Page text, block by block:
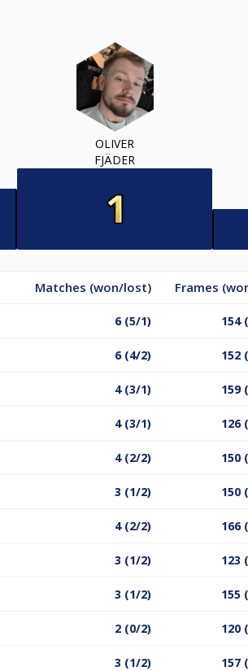
OLIVER
FJÄDER
Matches (won/lost) Frames
6 (5/1) 154
6 (4/2) 152
4 (3/1) 159
4 (3/1) 126
4 (2/2) 150
3 (1/2) 150
4 (2/2) 166
3 (1/2) 123
3 (1/2) 155
2 (0/2) 120
3 (1/2) 157